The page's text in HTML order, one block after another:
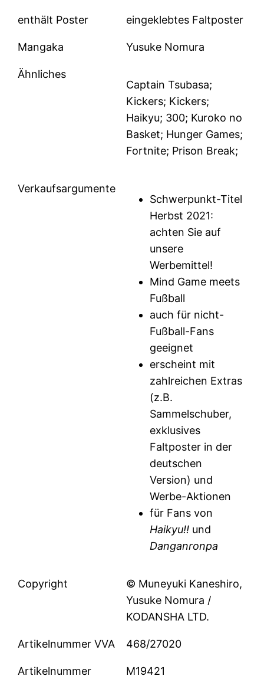
enthält Poster eingeklebtes Faltposter
Mangaka Yusuke Nomura
Ähnliches
Captain Tsubasa;
Kickers; Kickers;
Haikyu; 300; Kuroko no
Basket; Hunger Games;
Fortnite; Prison Break;
Verkaufsargumente
Schwerpunkt-Titel
Herbst 2021:
achten Sie auf
unsere
Werbemittel!
Mind Game meets
Fußball
auch für nicht-
Fußball-Fans
geeignet
erscheint mit
zahlreichen Extras
(z.B.
Sammelschuber,
exklusives
Faltposter in der
deutschen
Version) und
Werbe-Aktionen
für Fans von
Haikyu!! und
Danganronpa
Copyright
© Muneyuki Kaneshiro,
Yusuke Nomura /
KODANSHA LTD.
Artikelnummer VVA 468/27020
Artikelnummer M19421